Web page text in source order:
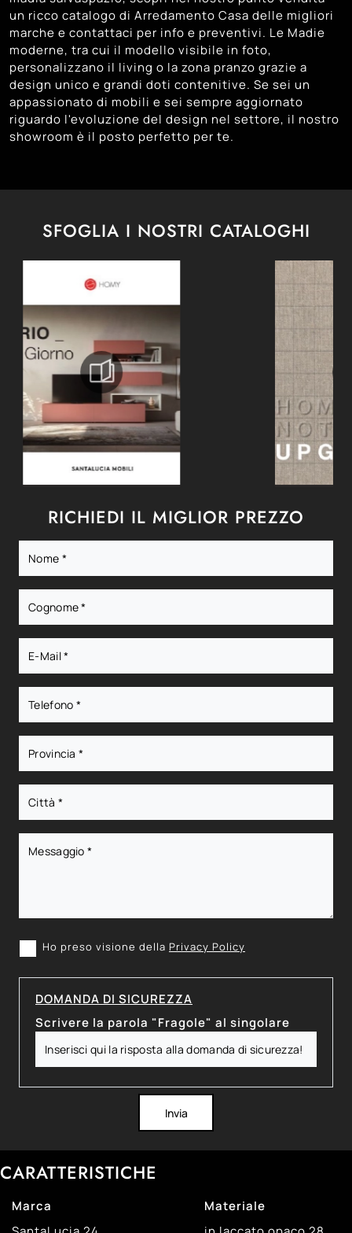
un ricco catalogo di Arredamento Casa delle migliori
marche e contattaci per info e preventivi. Le Madie
moderne, tra cui il modello visibile in foto,
personalizzano il living o la zona pranzo grazie a
design unico e grandi doti contenitive. Se sei un
appassionato di mobili e sei sempre aggiornato
riguardo l'evoluzione del design nel settore, il nostro
showroom è il posto perfetto per te.
SFOGLIA I NOSTRI CATALOGHI
RICHIEDI IL MIGLIOR PREZZO
Ho preso visione della Privacy Policy
DOMANDA DI SICUREZZA
Scrivere la parola "Fragole" al singolare
Invia
CARATTERISTICHE
Marca
Materiale